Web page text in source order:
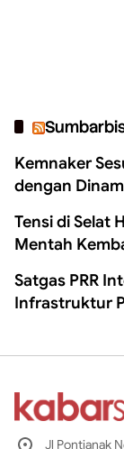
Kemnaker
dengan
Tensi di Selat
Mentah
Satgas PRR
Infrastruktur
Jl Pontianak